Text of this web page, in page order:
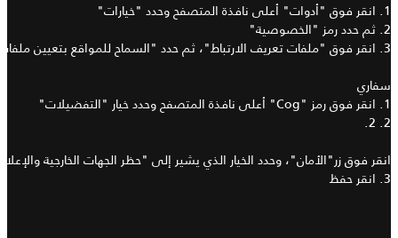
1. انقر فوق "أدوات" أعلى نافذة المتصفح وحدد "خيارات"
2. ثم حدد رمز "الخصوصية"
3. انقر فوق "ملفات تعريف الارتباط"، ثم حدد "السماح للمواقع بتعيين
سفاري
1. انقر فوق رمز "Cog" أعلى نافذة المتصفح وحدد خيار "التفضيلات"
2. 2.
انقر فوق زر"الأمان"، وحدد الخيار الذي يشير إلى "حظر الجهات الخارجية والإعلا
3. انقر حفظ